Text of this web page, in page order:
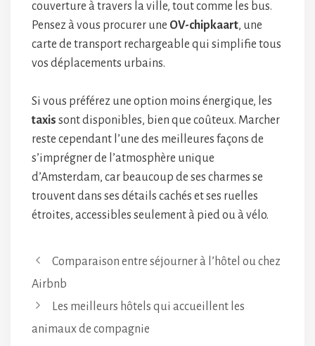
couverture à travers la ville, tout comme les bus.
Pensez à vous procurer une OV-chipkaart, une
carte de transport rechargeable qui simplifie tous
vos déplacements urbains.
Si vous préférez une option moins énergique, les
taxis sont disponibles, bien que coûteux. Marcher
reste cependant l’une des meilleures façons de
s’imprégner de l’atmosphère unique
d’Amsterdam, car beaucoup de ses charmes se
trouvent dans ses détails cachés et ses ruelles
étroites, accessibles seulement à pied ou à vélo.
Comparaison entre séjourner à l’hôtel ou chez
Airbnb
Les meilleurs hôtels qui accueillent les
animaux de compagnie